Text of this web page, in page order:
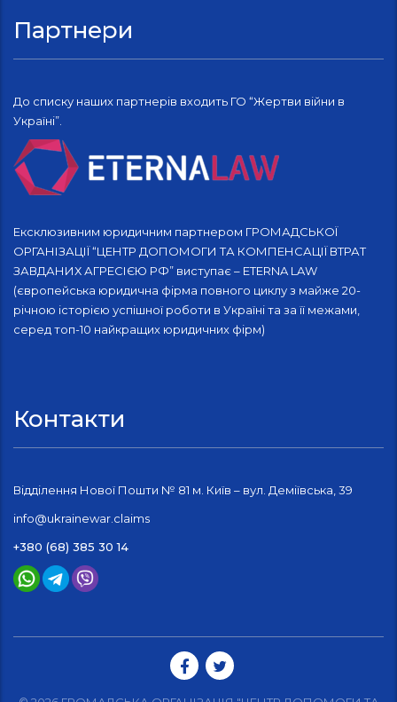
Партнери
До списку наших партнерів входить ГО “Жертви війни в
Україні”.
Ексклюзивним юридичним партнером ГРОМАДСЬКОЇ
ОРГАНІЗАЦІЇ “ЦЕНТР ДОПОМОГИ ТА КОМПЕНСАЦІЇ ВТРАТ
ЗАВДАНИХ АГРЕСІЄЮ РФ” виступає – ETERNA LAW
(європейська юридична фірма повного циклу з майже 20-
річною історією успішної роботи в Україні та за її межами,
серед топ-10 найкращих юридичних фірм)
Контакти
Відділення Нової Пошти № 81 м. Київ – вул. Деміївська, 39
info@ukrainewar.claims
+380 (68) 385 30 14